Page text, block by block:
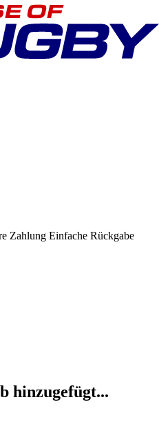
Zahlung Einfache Rückgabe
hinzugefügt...